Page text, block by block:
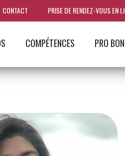
CONTACT PRISE DE RENDEZ-VOUS EN
COMPÉTENCES PRO